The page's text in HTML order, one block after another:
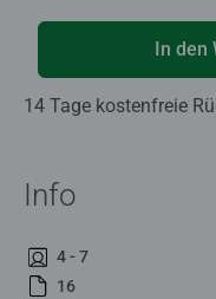
In den
14 Tage kostenfreie
Info
4 - 7
16